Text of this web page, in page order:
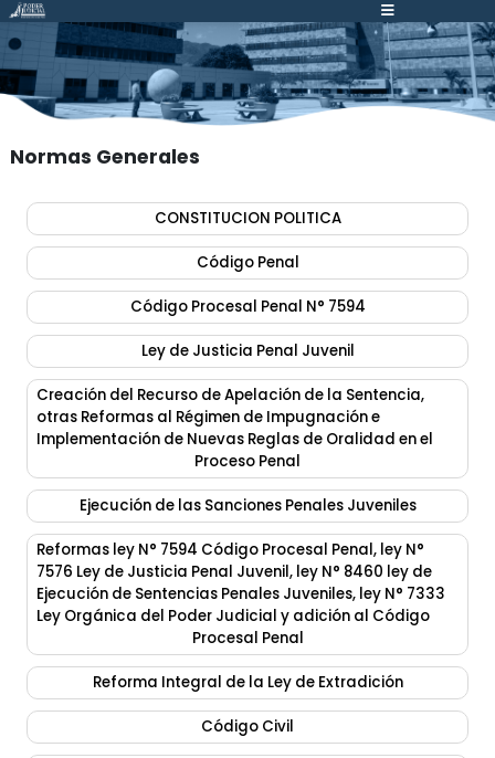
Atención:
Este
sitio
cuenta
un
sistema
accesibilidad.
Normas Generales
CONSTITUCION POLITICA
Código Penal
Código Procesal Penal N° 7594
Ley de Justicia Penal Juvenil
Creación del Recurso de Apelación de la Sentencia,
otras Reformas al Régimen de Impugnación e
Implementación de Nuevas Reglas de Oralidad en el
Proceso Penal
Ejecución de las Sanciones Penales Juveniles
Reformas ley N° 7594 Código Procesal Penal, ley N°
7576 Ley de Justicia Penal Juvenil, ley N° 8460 ley de
Ejecución de Sentencias Penales Juveniles, ley N° 7333
Ley Orgánica del Poder Judicial y adición al Código
Procesal Penal
Reforma Integral de la Ley de Extradición
Código Civil